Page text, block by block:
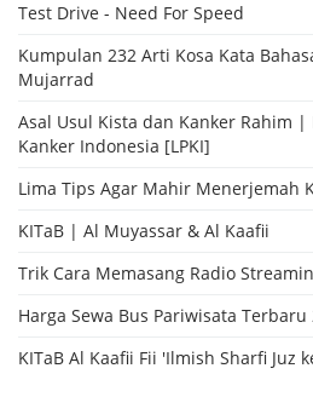
Test Drive - Need For Speed
Kumpulan 232 Arti Kosa Kata
Mujarrad
Asal Usul Kista dan Kanker Rahim |
Kanker Indonesia [LPKI]
Lima Tips Agar Mahir Menerjemah
KITaB | Al Muyassar & Al Kaafii
Trik Cara Memasang Radio
Harga Sewa Bus Pariwisata Terbaru
KITaB Al Kaafii Fii 'Ilmish Sharfi Juz